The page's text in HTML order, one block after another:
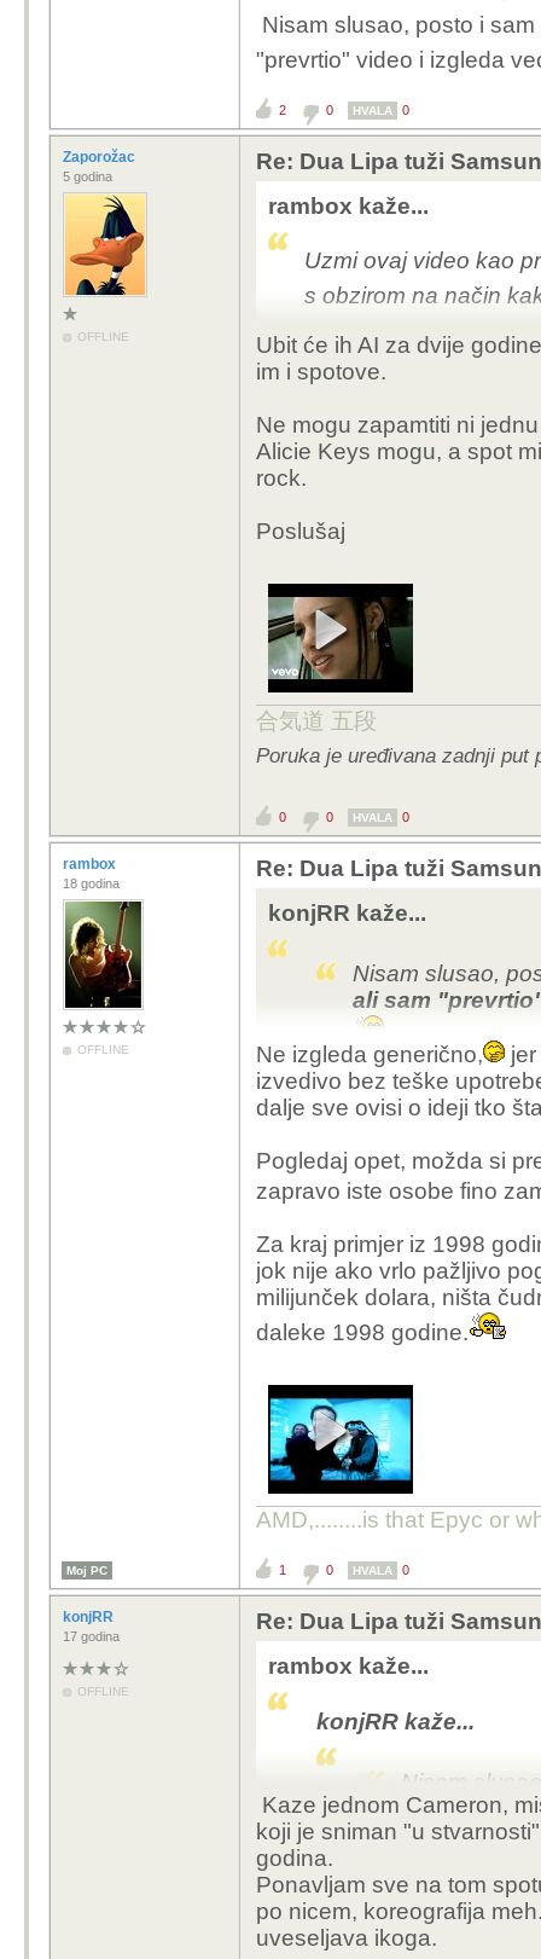
popularna ili
vjerojatno bi taj
ako hoće
aranžmana.
stručnjake i sigurno
slike.To je Samsung
Zaporožac kaže...
Ne znam ni
bez video promocije
bodova.Ljudi gledaju
procjenjuje
Uzmi ovaj video kao
s obzirom na način
Nisam slusao, posto i
"prevrtio" video i izgleda
2 0 HVALA 0
Zaporožac
5 godina
OFFLINE
Re: Dua Lipa tuži
rambox kaže...
Uzmi ovaj video kao
s obzirom na način
Ubit će ih AI za dvije
im i spotove.
Ne mogu zapamtiti ni
Alicie Keys mogu, a spot
rock.
Poslušaj
合気道 五段
Poruka je uređivana zadnji put
0 0 HVALA 0
rambox
18 godina
OFFLINE
Re: Dua Lipa tuži
konjRR kaže...
Nisam slusao,
ali sam
Ne izgleda generično,
izvedivo bez teške
dalje sve ovisi o ideji tko
Pogledaj opet, možda si
zapravo iste osobe fino
Za kraj primjer iz 1998
jok nije ako vrlo pažljivo
milijunček dolara, ništa
daleke 1998 godine.
AMD,........is that Epyc or
Moj PC 1 0 HVALA 0
konjRR
17 godina
OFFLINE
Re: Dua Lipa tuži
rambox kaže...
konjRR kaže...
Nisam
sporedna,
veoma
Ne izgleda generično,
postoji ili nije izvedivo
Kaze jednom Cameron,
koji je sniman "u
godina.
Ponavljam sve na tom
po nicem, koreografija
uveseljava ikoga.